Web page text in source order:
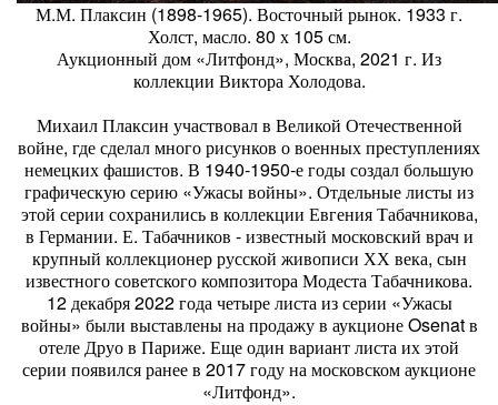
М.М. Плаксин (1898-1965). Восточный рынок. 1933 г.
Холст, масло. 80 х 105 см.
Аукционный дом «Литфонд», Москва, 2021 г. Из
коллекции Виктора Холодова.
Михаил Плаксин участвовал в Великой Отечественной
войне, где сделал много рисунков о военных преступлениях
немецких фашистов. В 1940-1950-е годы создал большую
графическую серию «Ужасы войны». Отдельные листы из
этой серии сохранились в коллекции Евгения Табачникова,
в Германии. Е. Табачников - известный московский врач и
крупный коллекционер русской живописи ХХ века, сын
известного советского композитора Модеста Табачникова.
12 декабря 2022 года четыре листа из серии «Ужасы
войны» были выставлены на продажу в аукционе Osenat в
отеле Друо в Париже. Еще один вариант листа их этой
серии появился ранее в 2017 году на московском аукционе
«Литфонд».